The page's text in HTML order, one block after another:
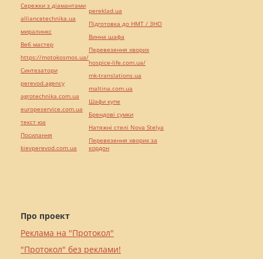
Про проект
Реклама на "Протокол"
"Протокол" без реклами!
Сережки з діамантами
alliancetechnika.ua
миралинкс
Веб мастер
https://motokosmos.ua/
Синтезатори
perevod.agency
agrotechnika.com.ua
europeservice.com.ua
текст юа
Посилання
kievperevod.com.ua
pereklad.ua
Підготовка до НМТ / ЗНО
Винна шафа
Перевезення хворих
hospice-life.com.ua/
mk-translations.ua
maltina.com.ua
Шафи купе
Брендові сумки
Натяжні стелі Nova Stelya
Перевезення хворих за
кордон